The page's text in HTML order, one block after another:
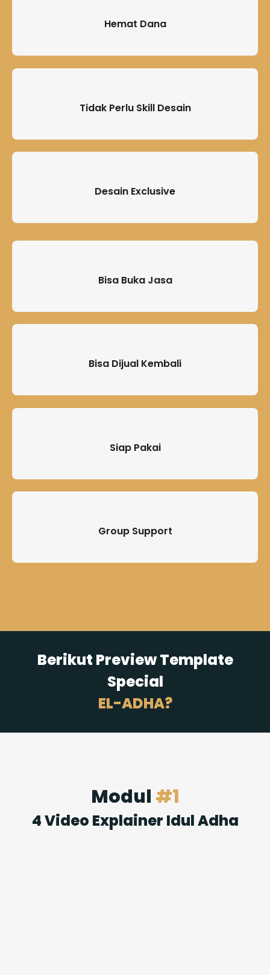
Hemat Dana
Tidak Perlu Skill Desain
Desain Exclusive
Bisa Buka Jasa
Bisa Dijual Kembali
Siap Pakai
Group Support
Berikut Preview Template
Special
EL-ADHA?
Modul #1
4 Video Explainer Idul Adha